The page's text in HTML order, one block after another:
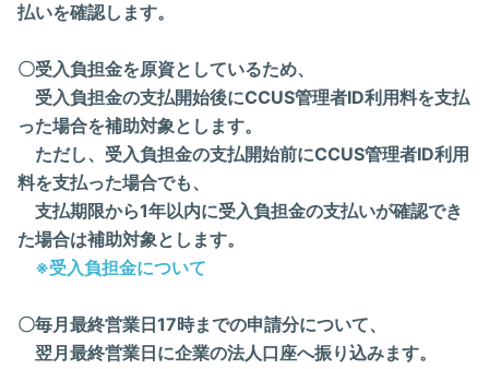
払いを確認します。
〇受入負担金を原資としているため、
受入負担金の支払開始後にCCUS管理者ID利用料を支払
った場合を補助対象とします。
ただし、受入負担金の支払開始前にCCUS管理者ID利用
料を支払った場合でも、
支払期限から1年以内に受入負担金の支払いが確認でき
た場合は補助対象とします。
※受入負担金について
〇毎月最終営業日17時までの申請分について、
翌月最終営業日に企業の法人口座へ振り込みます。